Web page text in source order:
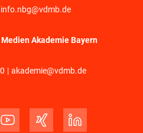
info.nbg@vdmb.de
Akademie Bayern
| akademie@vdmb.de